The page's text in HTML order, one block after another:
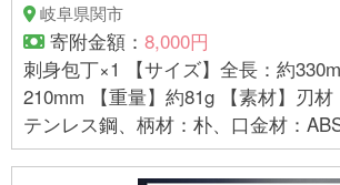
岐阜県関市
寄附金額： 8,000円
刺身包丁×1 【サイズ】全長：約330mm、刃渡り：約
210mm 【重量】約81g 【素材】刃
テンレス鋼、柄材：朴、口金材：